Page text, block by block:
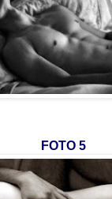
FOTO 5